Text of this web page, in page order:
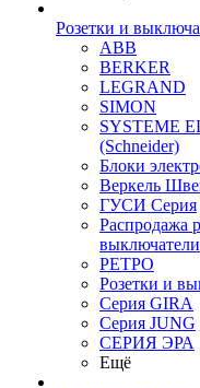
Розетки и
ABB
BERKER
LEGRAND
SIMON
SYSTEME
(Schneider)
Блоки
Веркель
ГУСИ Серия
Распродажа
выключатели
РЕТРО
Розетки и
Серия GIRA
Серия JUNG
СЕРИЯ ЭРА
Ещё